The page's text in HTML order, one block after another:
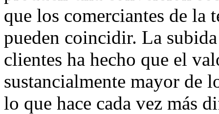
que los comerciantes de
pueden coincidir. La
clientes ha hecho que el
sustancialmente mayor de
lo que hace cada vez más